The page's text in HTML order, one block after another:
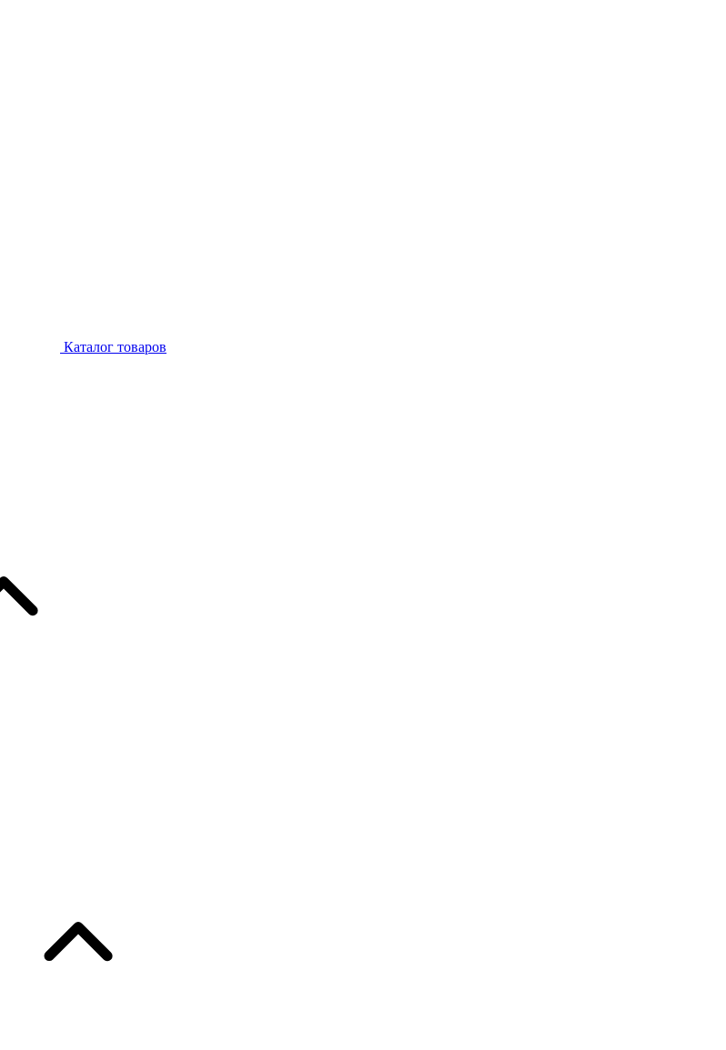
Каталог товаров